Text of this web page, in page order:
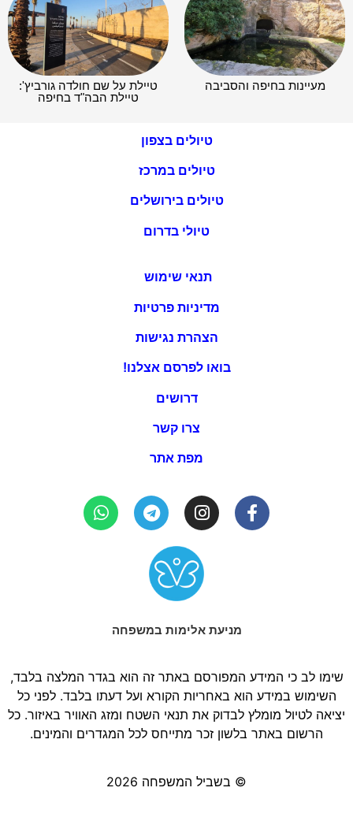
מעיינות בחיפה והסביבה
טיילת על שם חולדה גורביץ':
טיילת הבה"ד בחיפה
טיולים בצפון
טיולים במרכז
טיולים בירושלים
טיולי בדרום
תנאי שימוש
מדיניות פרטיות
הצהרת נגישות
בואו לפרסם אצלנו!
דרושים
צרו קשר
מפת אתר
מניעת אלימות במשפחה
שימו לב כי המידע המפורסם באתר זה הוא בגדר המלצה בלבד,
השימוש במידע הוא באחריות הקורא ועל דעתו בלבד. לפני כל
יציאה לטיול מומלץ לבדוק את תנאי השטח ומזג האוויר באיזור. כל
הרשום באתר בלשון זכר מתייחס לכל המגדרים והמינים.
© בשביל המשפחה 2026